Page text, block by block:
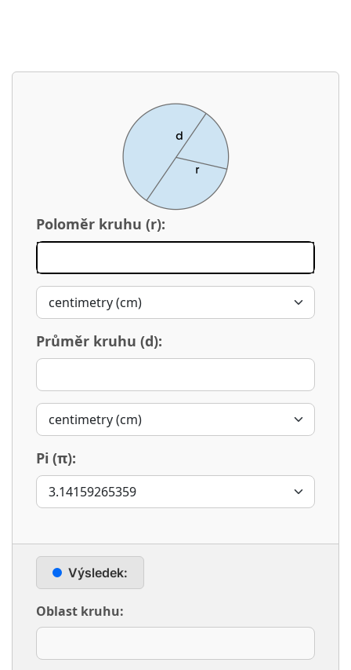
Poloměr kruhu (r):
Průměr kruhu (d):
Pi (π):
Výsledek:
Oblast kruhu: